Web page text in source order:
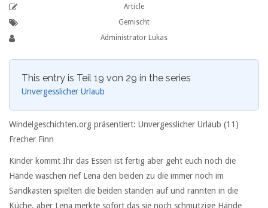
Article
Gemischt
Administrator Lukas
This entry is Teil 19 von 29 in the series
Unvergesslicher Urlaub
Windelgeschichten.org präsentiert: Unvergesslicher Urlaub (11)
Frecher Finn
Kinder kommt Ihr das Essen ist fertig aber geht euch noch die
Hände waschen rief Lena den beiden zu die immer noch im
Sandkasten spielten die beiden standen auf und rannten in die
Küche, aber Lena merkte sofort das sie noch schmutzige Hände